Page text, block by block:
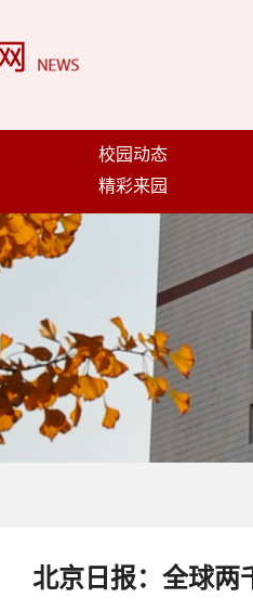
校园动态
精彩来园
北京日报：全球两